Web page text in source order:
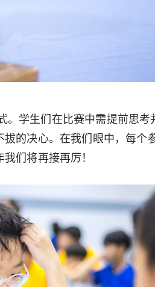
。学生们在比赛中需提前思考
的决心。在我们眼中，每个
们将再接再厉！